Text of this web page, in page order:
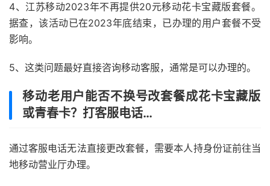
4、江苏移动2023年不再提供20元移动花卡宝藏版套餐。
据查，该活动已在2023年底结束，已办理的用户套餐不受
影响。
5、这类问题最好直接咨询移动客服，通常是可以办理的。
移动老用户能否不换号改套餐成花卡宝藏版
或青春卡？打客服电话…
通过客服电话无法直接更改套餐，需要本人持身份证前往当
地移动营业厅办理。